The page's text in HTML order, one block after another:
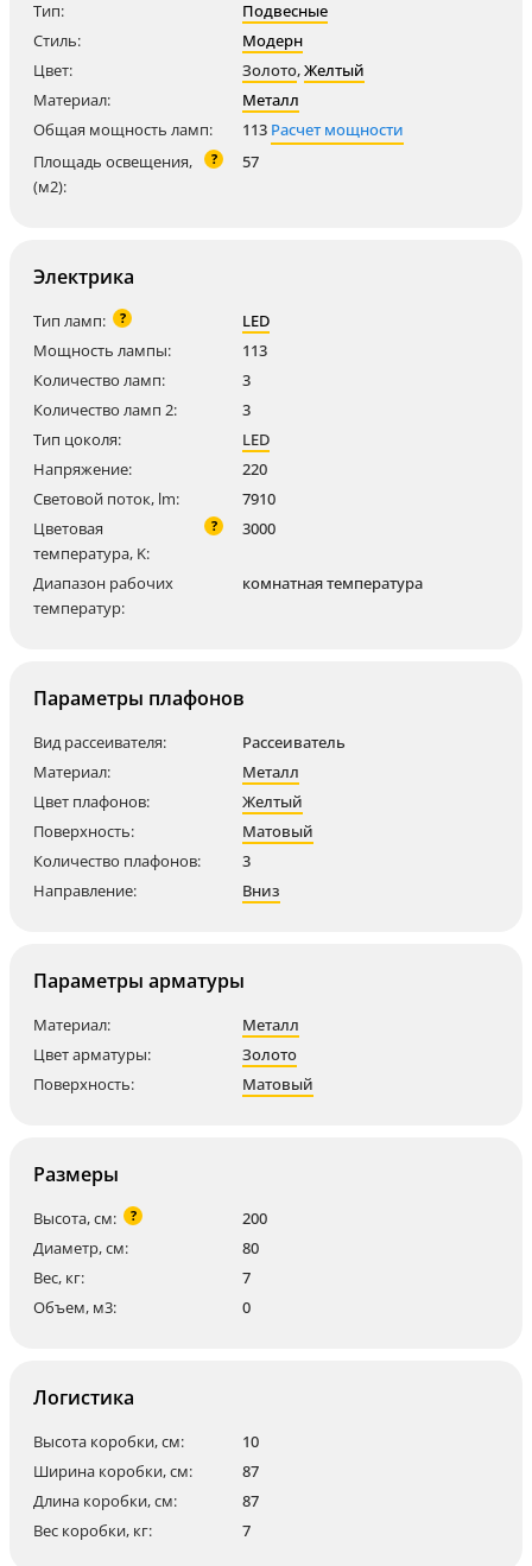
Тип:
Подвесные
Стиль:
Модерн
Цвет:
Золото,Желтый
Материал:
Металл
Общая мощность ламп:
113 Расчет мощности
Площадь освещения,
(м2):
? 57
Электрика
Тип ламп: ?
LED
Мощность лампы:
113
Количество ламп:
3
Количество ламп 2:
3
Тип цоколя:
LED
Напряжение:
220
Световой поток, lm:
7910
Цветовая
температура, K:
? 3000
Диапазон рабочих
температур:
комнатная температура
Параметры плафонов
Вид рассеивателя:
Рассеиватель
Материал:
Металл
Цвет плафонов:
Желтый
Поверхность:
Матовый
Количество плафонов:
3
Направление:
Вниз
Параметры арматуры
Материал:
Металл
Цвет арматуры:
Золото
Поверхность:
Матовый
Размеры
Высота, см: ?
200
Диаметр, см:
80
Вес, кг:
7
Объем, м3:
0
Логистика
Высота коробки, см:
10
Ширина коробки, см:
87
Длина коробки, см:
87
Вес коробки, кг:
7